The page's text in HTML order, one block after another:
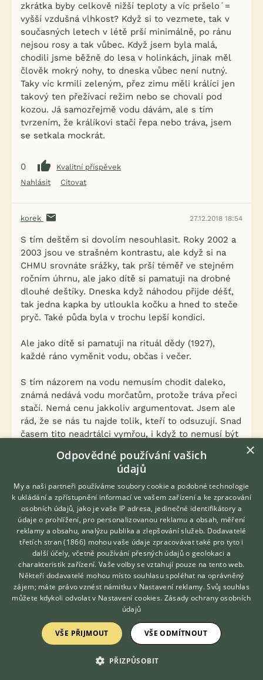
zkrátka byby celkově nižší teploty a víc pršelo´=
vyšší vzdušná vlhkost? Když si to vezmete, tak v
současných letech v létě prší minimálně, po ránu
nejsou rosy a tak vůbec. Když jsem byla malá,
chodili jsme běžně do lesa v holinkách, jinak měl
člověk mokrý nohy, to dneska vůbec není nutný.
Taky víc krmili zeleným, přez zimu měli králíci jen
takový ten přežívací režim nebo se chovali pod
kozou. Já samozřejmě vodu dávám, ale s tím
tvrzením, že králíkovi stačí řepa nebo tráva, jsem
se setkala mockrát.
0
Kvalitní příspěvek
Nahlásit
Citovat
korek 27.12.2018 18:54
S tím deštěm si dovolím nesouhlasit. Roky 2002 a
2003 jsou ve strašném kontrastu, ale když si na
CHMU srovnáte srážky, tak prší téměř ve stejném
ročním úhrnu, ale jako dítě si pamatuji na drobné
dlouhé deštíky. Dneska když náhodou přijde déšť,
tak jedna kapka by utloukla kočku a hned to steče
pryč. Také půda byla v trochu lepší kondici.
Ale jako dítě si pamatuji na rituál dědy (1927),
každé ráno vyměnit vodu, občas i večer.
S tím názorem na vodu nemusím chodit daleko,
známá nedává vodu morčatům, protože tráva přeci
stačí. Nemá cenu jakkoliv argumentovat. Jsem ale
rád, že se nás tu najde tolik, kteří to odsuzují. Snad
časem tito neadrtálci vymřou, i když to nemusí být
Nahlásit
Citovat
hokrví 28.12.2018 12:27
Moc tomu nevěřím u nás je člověk který suší seno
tak že poseká louku třeba ve středu, čtvrtek to
nechá ležet, v pátek to otočí, mi třeba sušíme
zároveň a v sobotu i v neděli se to snažíme co
nejvíce usušit, přijde se podívat k plotu a řekne že
sobota a neděle je od toho aby si odpočal. Moje
máma říkala že jeho děda to tak dělal taky, v
sobotu či v neděli do cukrárny nebo do kina. Já ho
pamatuji už jako staršího pána, který říkal, poseču
v pondělí a v pátek to másí být na půdě, v neděli
Hledáte zvířecího kamaráda?
Zdarma vám poradí
VETERINÁŘ ONLINE
KONZULTOVAT S
VETERINÁŘEM
×
Odpovědné používání vašich
údajů
My a naši partneři používáme soubory cookie a podobné technologie
k ukládání a zpřístupnění informací ve vašem zařízení a ke zpracování
osobních údajů, jako je vaše IP adresa, jedinečné identifikátory a
údaje o prohlížení, pro personalizovanou reklamu a obsah, měření
reklamy a obsahu, analýzu publika a zlepšování služeb. Dodavatelé
třetích stran (1866) mohou vaše údaje zpracovávat také pro tyto i
další účely, včetně používání přesných údajů o geolokaci a
charakteristik zařízení. Vaše volby se vztahují pouze na tento web.
Někteří dodavatelé mohou místo souhlasu spoléhat na oprávněný
zájem; máte právo vznést námitku v Nastavení reklamy. Svůj souhlas
můžete kdykoli odvolat v Nastavení cookies. Zásady ochrany osobních
údajů
VŠE PŘIJMOUT VŠE ODMÍTNOUT
PŘIZPŮSOBIT